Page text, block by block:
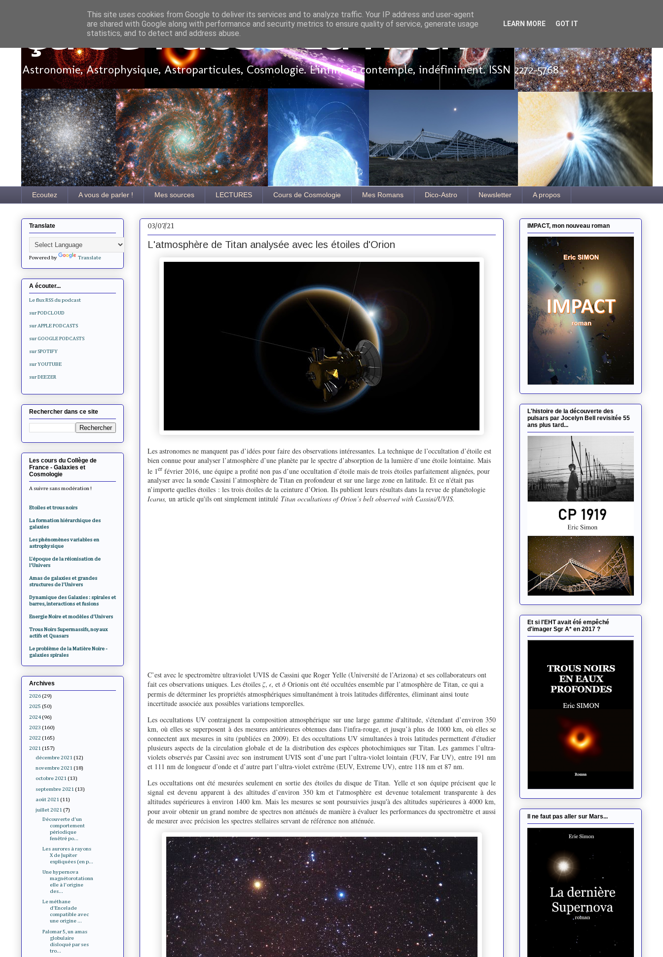
Ça se passe là haut
Astronomie, Astrophysique, Astroparticules, Cosmologie. L'infini se contemple, indéfiniment. ISSN 2272-5768
Ecoutez A vous de parler ! Mes sources LECTURES Cours de Cosmologie Mes Romans Dico-Astro Newsletter A propos
03/07/21
L'atmosphère de Titan analysée avec les étoiles d'Orion
Les astronomes ne manquent pas d’idées pour faire des observations intéressantes. La technique de l’occultation d’étoile est
bien connue pour analyser l’atmosphère d’une planète par le spectre d’absorption de la lumière d’une étoile lointaine. Mais
le 1er février 2016, une équipe a profité non pas d’une occultation d’étoile mais de trois étoiles parfaitement alignées, pour
analyser avec la sonde Cassini l’atmosphère de Titan en profondeur et sur une large zone en latitude. Et ce n'était pas
n’importe quelles étoiles : les trois étoiles de la ceinture d’Orion. Ils publient leurs résultats dans la revue de planétologie
Icarus, un article qu'ils ont simplement intitulé Titan occultations of Orion’s belt observed with Cassini/UVIS.
C’est avec le spectromètre ultraviolet UVIS de Cassini que Roger Yelle (Université de l’Arizona) et ses collaborateurs ont
fait ces observations uniques. Les étoiles 𝜁, 𝜖, et 𝛿 Orionis ont été occultées ensemble par l’atmosphère de Titan, ce qui a
permis de déterminer les propriétés atmosphériques simultanément à trois latitudes différentes, éliminant ainsi toute
incertitude associée aux possibles variations temporelles.
Les occultations UV contraignent la composition atmosphérique sur une large gamme d'altitude, s'étendant d’environ 350
km, où elles se superposent à des mesures antérieures obtenues dans l'infra-rouge, et jusqu’à plus de 1000 km, où elles se
connectent aux mesures in situ (publiées en 2009). Et des occultations UV simultanées à trois latitudes permettent d'étudier
plusieurs aspects de la circulation globale et de la distribution des espèces photochimiques sur Titan. Les gammes l’ultra-
violets observés par Cassini avec son instrument UVIS sont d’une part l’ultra-violet lointain (FUV, Far UV), entre 191 nm
et 111 nm de longueur d’onde et d’autre part l’ultra-violet extrême (EUV, Extreme UV), entre 118 nm et 87 nm.
Les occultations ont été mesurées seulement en sortie des étoiles du disque de Titan. Yelle et son équipe précisent que le
signal est devenu apparent à des altitudes d’environ 350 km et l'atmosphère est devenue totalement transparente à des
altitudes supérieures à environ 1400 km. Mais les mesures se sont poursuivies jusqu'à des altitudes supérieures à 4000 km,
pour avoir obtenir un grand nombre de spectres non atténués de manière à évaluer les performances du spectromètre et aussi
de mesurer avec précision les spectres stellaires servant de référence non atténuée.
Translate
Powered by Translate
A écouter...
Le flux RSS du podcast
sur PODCLOUD
sur APPLE PODCASTS
sur GOOGLE PODCASTS
sur SPOTIFY
sur YOUTUBE
sur DEEZER
Rechercher dans ce site
Les cours du Collège de
France - Galaxies et
Cosmologie
A suivre sans modération !
Etoiles et trous noirs
La formation hiérarchique des
galaxies
Les phénomènes variables en
astrophysique
L'époque de la réionisation de
l'Univers
Amas de galaxies et grandes
structures de l'Univers
Dynamique des Galaxies : spirales et
barres, interactions et fusions
Energie Noire et modèles d'Univers
Trous Noirs Supermassifs, noyaux
actifs et Quasars
Le problème de la Matière Noire -
galaxies spirales
Archives
2026 (29)
2025 (50)
2024 (96)
2023 (160)
2022 (165)
2021 (157)
décembre 2021 (12)
novembre 2021 (18)
octobre 2021 (13)
septembre 2021 (13)
août 2021 (11)
juillet 2021 (7)
Découverte d'un
comportement
périodique
fenêtré po...
Les aurores à rayons
X de Jupiter
expliquées (en p...
Une hypernova
magnétorotationn
elle à l'origine
des...
Le méthane
d'Encelade
compatible avec
une origine ...
Palomar 5, un amas
globulaire
disloqué par ses
tro...
IMPACT, mon nouveau roman
L'histoire de la découverte des
pulsars par Jocelyn Bell revisitée 55
ans plus tard...
Et si l'EHT avait été empêché
d'imager Sgr A* en 2017 ?
Il ne faut pas aller sur Mars...
This site uses cookies from Google to deliver its services and to analyze traffic. Your IP address and user-agent
are shared with Google along with performance and security metrics to ensure quality of service, generate usage
statistics, and to detect and address abuse.
LEARN MORE GOT IT